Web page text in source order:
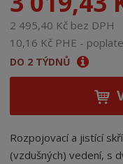
2 495,40 Kč bez DPH
10,16 Kč PHE -
DO 2 TÝDNŮ
Rozpojovací a jistící
(vzdušných) vedení, s